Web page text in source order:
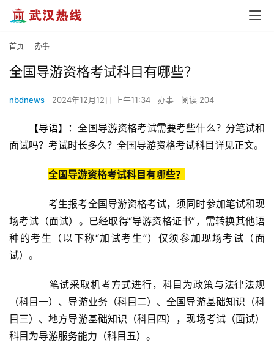
首页 办事
全国导游资格考试科目有哪些？
nbdnews 2024年12月12日 上午11:34 办事 阅读 204
【导语】：全国导游资格考试需要考些什么？分笔试和
面试吗？考试时长多久？全国导游资格考试科目详见正文。
全国导游资格考试科目有哪些？
考生报考全国导游资格考试，须同时参加笔试和现
场考试（面试）。已经取得“导游资格证书”，需转换其他语
种的考生（以下称“加试考生”）仅须参加现场考试（面
试）。
笔试采取机考方式进行，科目为政策与法律法规
（科目一）、导游业务（科目二）、全国导游基础知识（科
目三）、地方导游基础知识（科目四），现场考试（面试）
科目为导游服务能力（科目五）。